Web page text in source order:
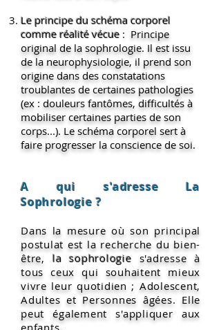
Le principe du schéma corporel
comme réalité vécue : Principe
original de la sophrologie. Il est issu
de la neurophysiologie, il prend son
origine dans des constatations
troublantes de certaines pathologies
(ex : douleurs fantômes, difficultés à
mobiliser certaines parties de son
corps...). Le schéma corporel sert à
faire progresser la conscience de soi.
A qui s'adresse La
Sophrologie ?
Dans la mesure où son principal
postulat est la recherche du bien-
être, la sophrologie s'adresse à
tous ceux qui souhaitent mieux
vivre leur quotidien ; Adolescent,
Adultes et Personnes âgées. Elle
peut également s'appliquer aux
enfants.